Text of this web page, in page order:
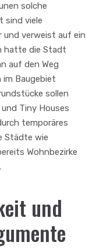
solche
sind viele
und verweist auf ein
hatte die Stadt
auf den Weg
Baugebiet
sollen
Tiny Houses
temporäres
Städte wie
Wohnbezirke
und